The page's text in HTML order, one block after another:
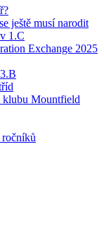
ještě musí narodit
1.C
Exchange 2025
klubu Mountfield
ročníků